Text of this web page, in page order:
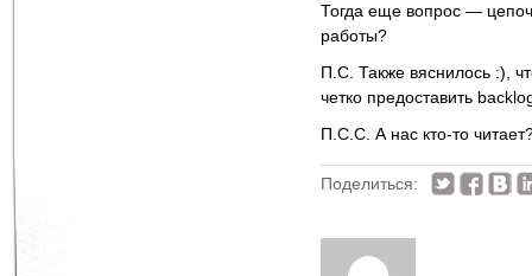
Тогда еще вопрос —
работы?
П.С. Также вяснилось :),
четко предоставить
П.С.С. А нас кто-то
Поделиться: